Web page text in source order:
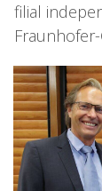
filial